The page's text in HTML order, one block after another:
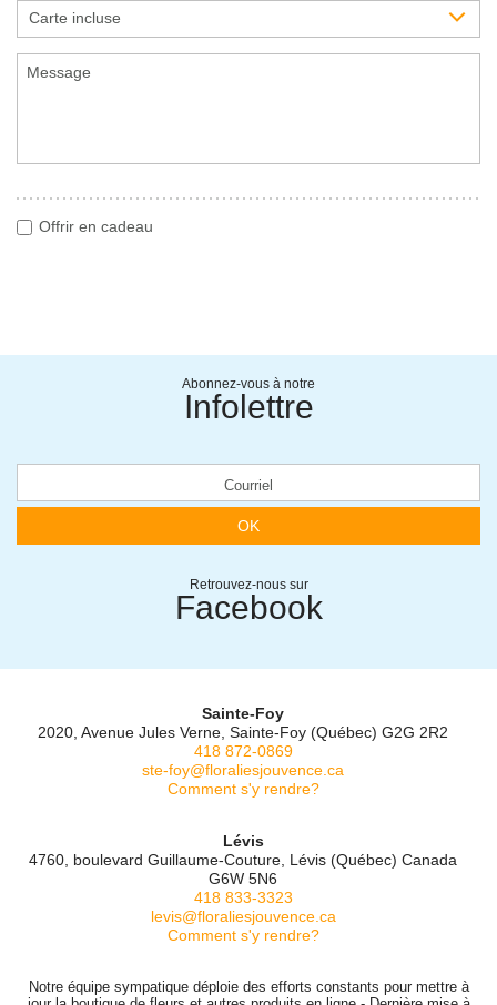
Carte incluse
Offrir en cadeau
Abonnez-vous à notre
Infolettre
OK
Retrouvez-nous sur
Facebook
Sainte-Foy
2020, Avenue Jules Verne, Sainte-Foy (Québec) G2G 2R2
418 872-0869
ste-foy@floraliesjouvence.ca
Comment s'y rendre?
Lévis
4760, boulevard Guillaume-Couture, Lévis (Québec) Canada
G6W 5N6
418 833-3323
levis@floraliesjouvence.ca
Comment s'y rendre?
Notre équipe sympatique déploie des efforts constants pour mettre à